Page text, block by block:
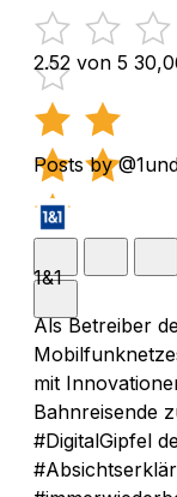
2.52 von 5
Posts by
1&1
Als Betreiber
mit
Bahnreisende
#DigitalGipfel